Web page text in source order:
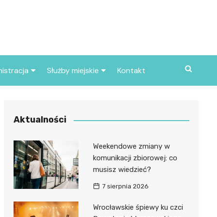
miasta
Służby miejskie
Policja
Kontakt
Aktualności
Weekendowe zmiany w
komunikacji zbiorowej: co
musisz wiedzieć?
7 sierpnia 2026
Wrocławskie śpiewy ku czci